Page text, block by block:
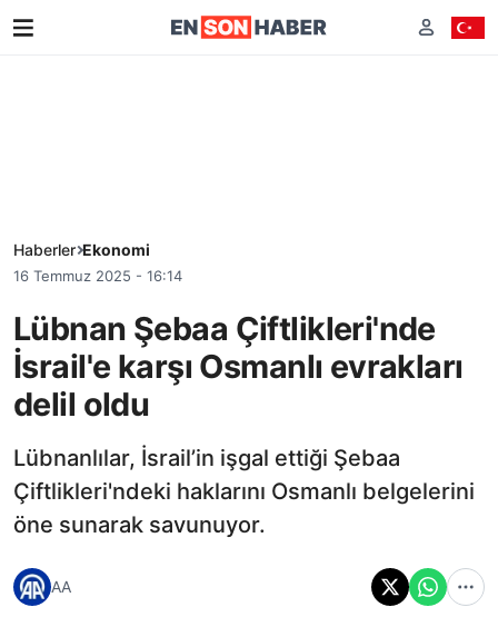
Haberler Ekonomi
16 Temmuz 2025 - 16:14
Lübnan Şebaa Çiftlikleri'nde
İsrail'e karşı Osmanlı evrakları
delil oldu
Lübnanlılar, İsrail’in işgal ettiği Şebaa
Çiftlikleri'ndeki haklarını Osmanlı belgelerini
öne sunarak savunuyor.
AA